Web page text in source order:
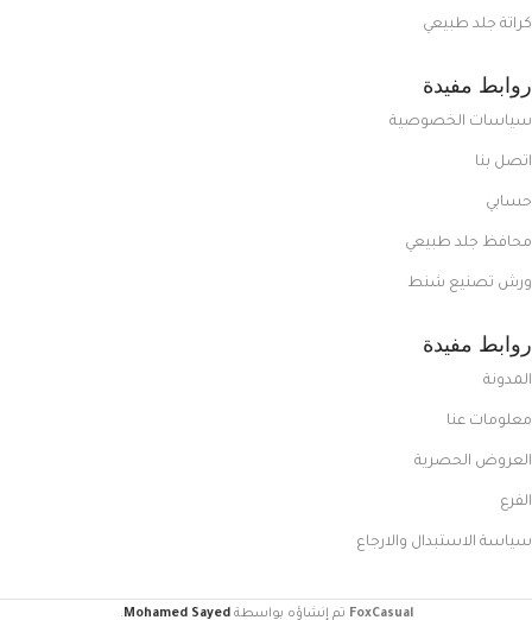
كراتة جلد طبيعي
روابط مفيدة
سياسات الخصوصية
اتصل بنا
حسابي
محافظ جلد طبيعي
ورش تصنيع شنط
روابط مفيدة
المدونة
معلومات عنا
العروض الحصرية
الفرع
سياسة الاستبدال والارجاع
FoxCasual تم إنشاؤه بواسطةMohamed Sayed
.